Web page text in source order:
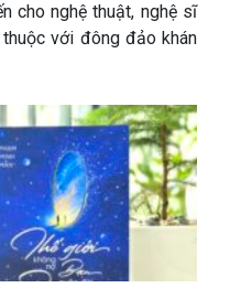
cho nghệ thuật, nghệ sĩ
với đông đảo khán